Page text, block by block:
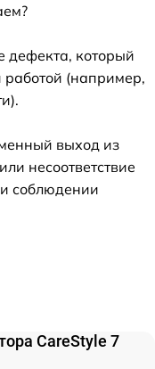
дефекта, который
работой (например,
выход из
несоответствие
соблюдении
CareStyle 7